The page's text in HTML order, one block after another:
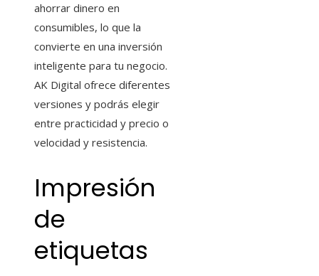
ahorrar dinero en
consumibles, lo que la
convierte en una inversión
inteligente para tu negocio.
AK Digital ofrece diferentes
versiones y podrás elegir
entre practicidad y precio o
velocidad y resistencia.
Impresión
de
etiquetas